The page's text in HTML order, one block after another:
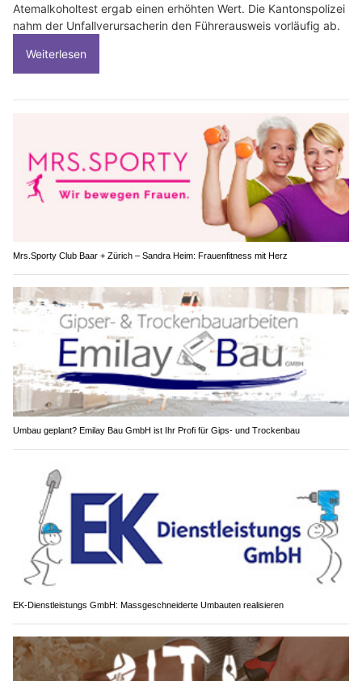
Atemalkoholtest ergab einen erhöhten Wert. Die Kantonspolizei
nahm der Unfallverursacherin den Führerausweis vorläufig ab.
Weiterlesen
Mrs.Sporty Club Baar + Zürich – Sandra Heim: Frauenfitness mit Herz
Umbau geplant? Emilay Bau GmbH ist Ihr Profi für Gips- und Trockenbau
EK-Dienstleistungs GmbH: Massgeschneiderte Umbauten realisieren